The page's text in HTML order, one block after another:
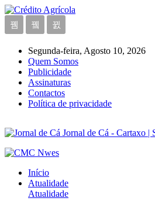
Segunda-feira, Agosto 10, 2026
Quem Somos
Publicidade
Assinaturas
Contactos
Política de privacidade
Jornal de Cá - Cartaxo |
Início
Atualidade
Atualidade